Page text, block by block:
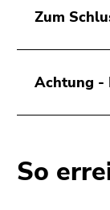
Zum
Achtung -
So